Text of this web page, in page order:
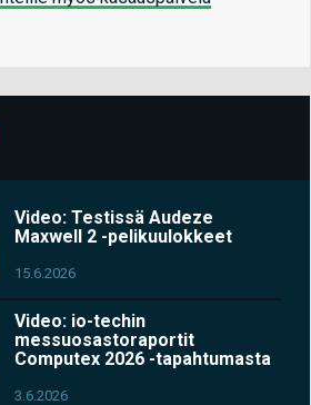
Video: Testissä Audeze
Maxwell 2 -pelikuulokkeet
15.6.2026
Video: io-techin
messuosastoraportit
Computex 2026 -tapahtumasta
3.6.2026